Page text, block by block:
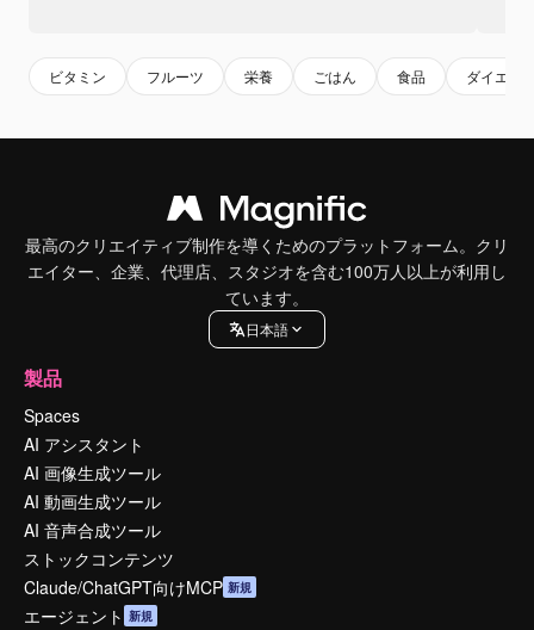
ビタミン フルーツ 栄養 ごはん 食品 ダイエッ
最高のクリエイティブ制作を導くためのプラットフォーム。クリ
エイター、企業、代理店、スタジオを含む100万人以上が利用し
ています。
日本語
製品
Spaces
AI アシスタント
AI 画像生成ツール
AI 動画生成ツール
AI 音声合成ツール
ストックコンテンツ
Claude/ChatGPT向けMCP 新規
エージェント 新規